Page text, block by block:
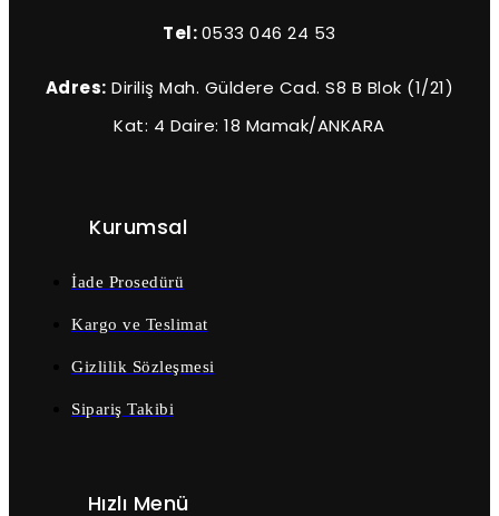
Tel:0533 046 24 53
Adres: Diriliş Mah. Güldere Cad. S8 B Blok (1/21)
Kat: 4 Daire: 18 Mamak/ANKARA
Kurumsal
İade Prosedürü
Kargo ve Teslimat
Gizlilik Sözleşmesi
Sipariş Takibi
Hızlı Menü